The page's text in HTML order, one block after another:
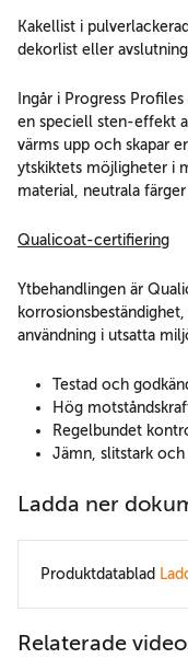
Kakellist i
dekorlist eller
Ingår i Progress
en speciell sten-effekt
värms upp och skapar
ytskiktets möjligheter i
material, neutrala
Qualicoat-certifiering
Ytbehandlingen är
användning i utsatta
Testad och
Hög
Regelbundet
Jämn, slitstark och
Ladda ner
Produktdatablad
Relaterade